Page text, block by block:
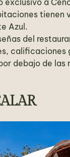
tienen
Azul.
del
calificaciones
debajo de las